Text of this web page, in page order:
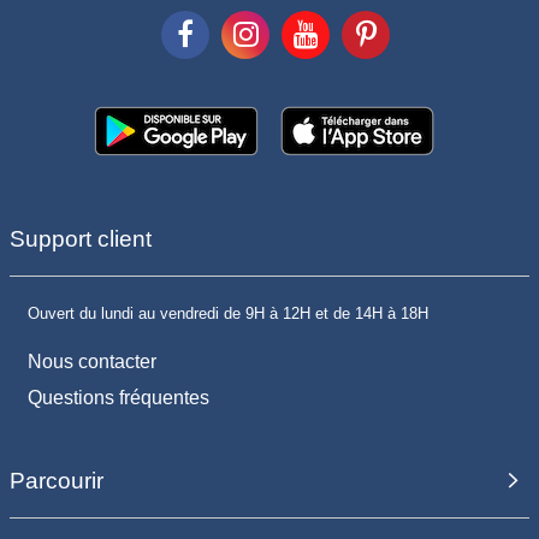
Support client
Ouvert du lundi au vendredi de 9H à 12H et de 14H à 18H
Nous contacter
Questions fréquentes
Parcourir